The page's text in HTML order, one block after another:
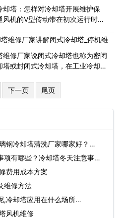
却塔：怎样对冷却塔开展维护保
风机的V型传动带在初次运行时有
维修厂家讲解闭式冷却塔_停机维
维修厂家说闭式冷却塔也称为密闭
塔或封闭式冷却塔，在工业冷却中
下一页 尾页
钢冷却塔清洗厂家哪家好？…
项有哪些？冷却塔冬天注意事
费用成本方案
维修方法
,冷却塔应用在什么场所…
风机维修